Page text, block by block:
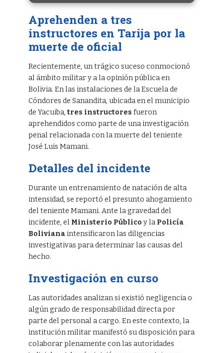
Aprehenden a tres
instructores en Tarija por la
muerte de oficial
Recientemente, un trágico suceso conmocionó
al ámbito militar y a la opinión pública en
Bolivia. En las instalaciones de la Escuela de
Cóndores de Sanandita, ubicada en el municipio
de Yacuiba, tres instructores fueron
aprehendidos como parte de una investigación
penal relacionada con la muerte del teniente
José Luis Mamani.
Detalles del incidente
Durante un entrenamiento de natación de alta
intensidad, se reportó el presunto ahogamiento
del teniente Mamani. Ante la gravedad del
incidente, el Ministerio Público y la Policía
Bolivianaintensificaron las diligencias
investigativas para determinar las causas del
hecho.
Investigación en curso
Las autoridades analizan si existió negligencia o
algún grado de responsabilidad directa por
parte del personal a cargo. En este contexto, la
institución militar manifestó su disposición para
colaborar plenamente con las autoridades